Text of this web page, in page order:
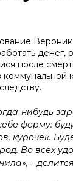
денег,
после
нибудь
ферму:
курочек.
Во всех
–